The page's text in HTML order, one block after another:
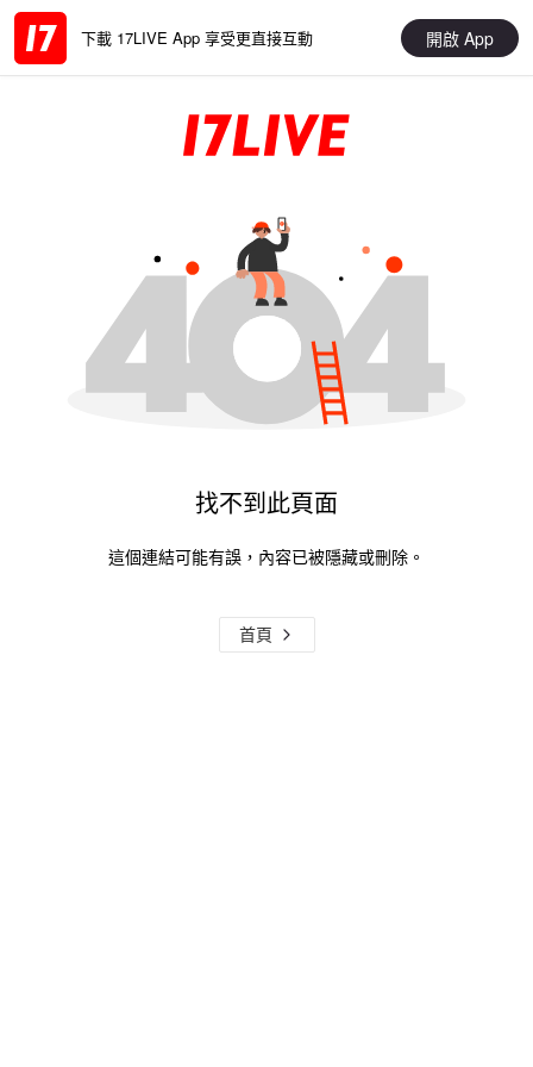
下載 17LIVE App 享受更直接互動 開啟 App
找不到此頁面
這個連結可能有誤，內容已被隱藏或刪除。
首頁